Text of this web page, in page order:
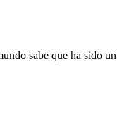
sabe que ha sido un